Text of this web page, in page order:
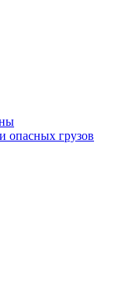
опасных грузов